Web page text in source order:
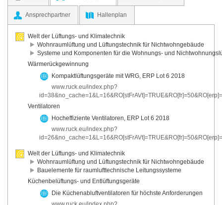
Ansprechpartner Hallenplan
Welt der Lüftungs- und Klimatechnik
Wohnraumlüftung und Lüftungstechnik für Nichtwohngebäude
Systeme und Komponenten für die Wohnungs- und
Wärmerückgewinnung
Kompaktlüftungsgeräte mit WRG, ERP Lot 6 2018
www.ruck.eu/index.php?
Ventilatoren
Hocheffiziente Ventilatoren, ERP Lot 6 2018
www.ruck.eu/index.php?
Welt der Lüftungs- und Klimatechnik
Wohnraumlüftung und Lüftungstechnik für Nichtwohngebäude
Bauelemente für raumlufttechnische Leitungssysteme
Küchenbelüftungs- und Entlüftungsgeräte
Die Küchenabluftventilatoren für höchste Anforderungen